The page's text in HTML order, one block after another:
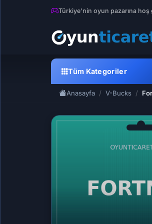
Türkiye'nin oyun pazarına hoş
Tüm Kategoriler
Anasayfa V-Bucks